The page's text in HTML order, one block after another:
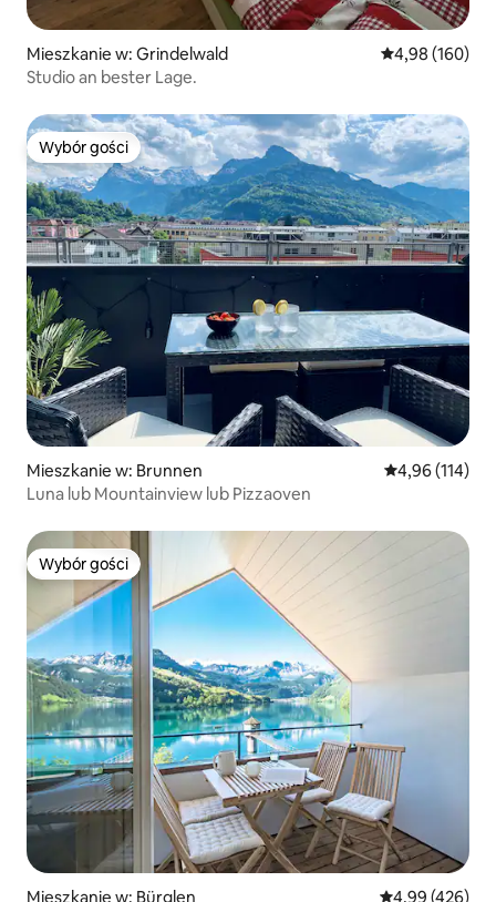
Mieszkanie w: Grindelwald Średnia
4,98 (160)
Studio an bester Lage.
Wybór gości
Wybór gości
Mieszkanie w: Brunnen Średnia
4,96 (114)
Luna lub Mountainview lub Pizzaoven
Wybór gości
Wybór gości
Mieszkanie w: Bürglen Średnia
4,99 (426)